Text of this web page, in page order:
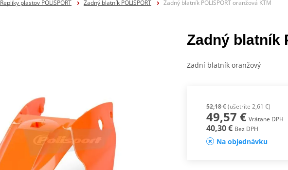
Repliky plastov POLISPORT Zadný blatník POLISPORT Zadný blatník POLISPORT oranžová KTM
Zadný blatník
Zadní blatník oranžový
52,18 €(ušetríte 2,61 €)
49,57 € Vrátane DPH
40,30 € Bez DPH
Na objednávku